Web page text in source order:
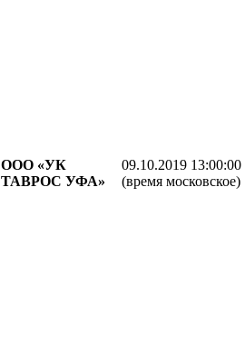
ООО «УК
ТАВРОС УФА»
09.10.2019 13:00:00
(время московское)